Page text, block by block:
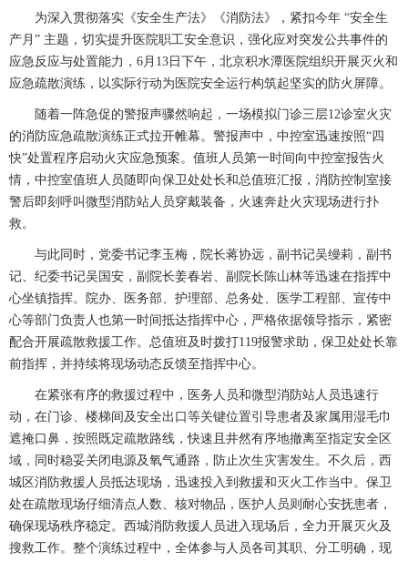
为深入贯彻落实《安全生产法》《消防法》，紧扣今年 “安全生
产月” 主题，切实提升医院职工安全意识，强化应对突发公共事件的
应急反应与处置能力， 6月 13 日下午，北京积水潭医院组织开展灭火和
应急疏散演练，以实际行动为医院安全运行构筑起坚实的防火屏障。
随着一阵急促的警报声骤然响起，一场模拟门诊三层12诊室火灾
的消防应急疏散演练正式拉开帷幕。警报声中，中控室迅速按照“四
快”处置程序启动火灾应急预案。值班人员第一时间向中控室报告火
情，中控室值班人员随即向保卫处处长和总值班汇报，消防控制室接
警后即刻呼叫微型消防站人员穿戴装备，火速奔赴火灾现场进行扑
救。
与此同时，党委书记李玉梅，院长蒋协远 ，副书记吴缦莉，副书
记、纪委书记吴国安，副院长姜春岩、副院长 陈山林等迅速在指挥中
心坐镇指挥。
院办、 医务部、 护理部、 总务处、医学工程部、 宣传中
心等部门负责人也第一时间抵达指挥中心，严格依据领导指示，紧密
配合开展疏散救援工作。总值班及时拨打119报警求助，保卫处处长靠
前指挥，并持续将现场动态反馈至指挥中心。
在紧张有序的救援过程中，医务人员和微型消防站人员迅速行
动，在门诊、楼梯间及安全出口等关键位置引导患者及家属用湿毛巾
遮掩口鼻，按照既定疏散路线，快速且井然有序地撤离至指定安全区
域，同时稳妥关闭电源及氧气通路，防止次生灾害发生。不久后，西
城区消防救援人员抵达现场，迅速投入到救援和灭火工作当中。保卫
处在疏散现场仔细清点人数、核对物品，医护人员则耐心安抚患者，
确保现场秩序稳定。西城消防救援人员进入现场后，全力开展灭火及
搜救工作。整个演练过程中，全体参与人员各司其职、分工明确，现